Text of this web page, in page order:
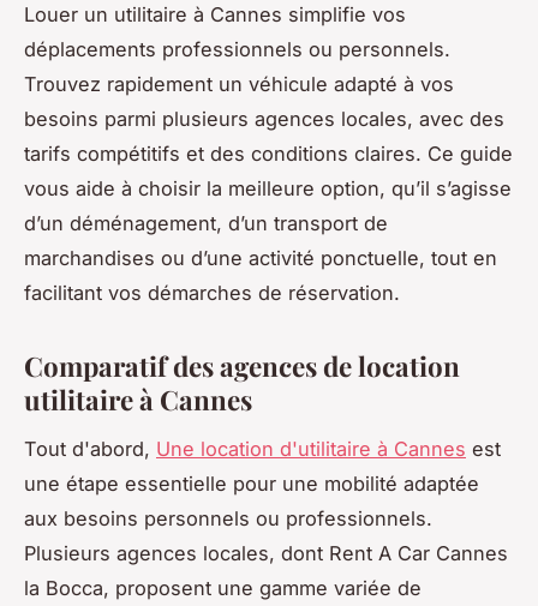
Louer un utilitaire à Cannes simplifie vos
déplacements professionnels ou personnels.
Trouvez rapidement un véhicule adapté à vos
besoins parmi plusieurs agences locales, avec des
tarifs compétitifs et des conditions claires. Ce guide
vous aide à choisir la meilleure option, qu’il s’agisse
d’un déménagement, d’un transport de
marchandises ou d’une activité ponctuelle, tout en
facilitant vos démarches de réservation.
Comparatif des agences de location
utilitaire à Cannes
Tout d'abord, Une location d'utilitaire à Cannes est
une étape essentielle pour une mobilité adaptée
aux besoins personnels ou professionnels.
Plusieurs agences locales, dont Rent A Car Cannes
la Bocca, proposent une gamme variée de